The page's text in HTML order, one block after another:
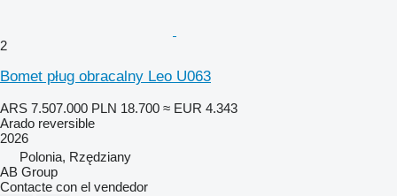
2
Bomet pług obracalny Leo U063
ARS 7.507.000 PLN 18.700 ≈ EUR 4.343
Arado reversible
2026
Polonia, Rzędziany
AB Group
Contacte con el vendedor